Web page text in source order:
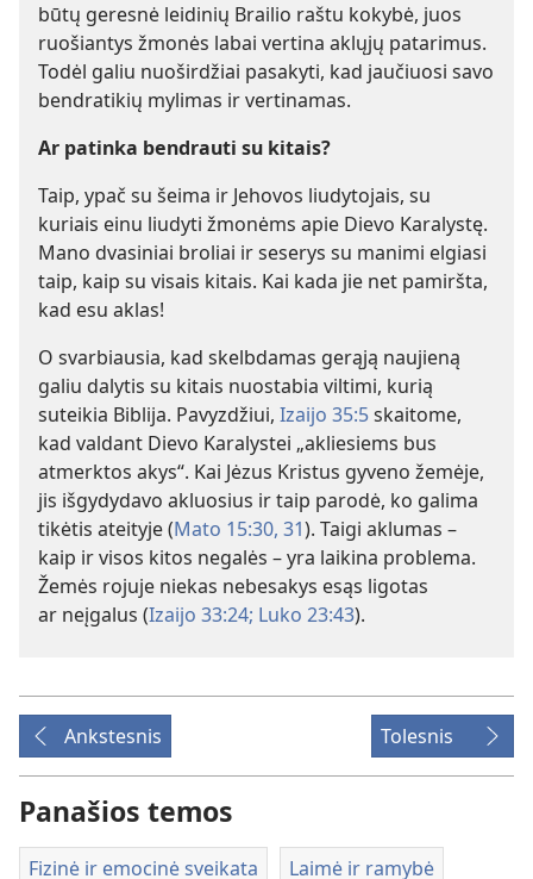
būtų geresnė leidinių Brailio raštu kokybė, juos
ruošiantys žmonės labai vertina aklųjų patarimus.
Todėl galiu nuoširdžiai pasakyti, kad jaučiuosi savo
bendratikių mylimas ir vertinamas.
Ar patinka bendrauti su kitais?
Taip, ypač su šeima ir Jehovos liudytojais, su
kuriais einu liudyti žmonėms apie Dievo Karalystę.
Mano dvasiniai broliai ir seserys su manimi elgiasi
taip, kaip su visais kitais. Kai kada jie net pamiršta,
kad esu aklas!
O svarbiausia, kad skelbdamas gerąją naujieną
galiu dalytis su kitais nuostabia viltimi, kurią
suteikia Biblija. Pavyzdžiui, Izaijo 35:5skaitome,
kad valdant Dievo Karalystei „akliesiems bus
atmerktos akys“. Kai Jėzus Kristus gyveno žemėje,
jis išgydydavo akluosius ir taip parodė, ko galima
tikėtis ateityje (Mato 15:30, 31). Taigi aklumas –
kaip ir visos kitos negalės – yra laikina problema.
Žemės rojuje niekas nebesakys esąs ligotas
ar neįgalus (Izaijo 33:24; Luko 23:43).
Ankstesnis Tolesnis
Panašios temos
Fizinė ir emocinė sveikata Laimė ir ramybė